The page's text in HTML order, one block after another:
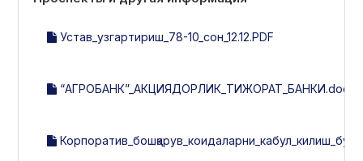
Устав_узгартириш_78-10_сон_12.12.PDF
“АГРОБАНК”_АКЦИЯДОРЛИК_ТИЖОРАТ_БАНКИ.docx